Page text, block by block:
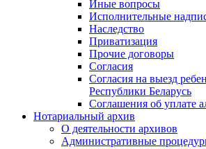
Иные вопросы
Исполнительные
Наследство
Приватизация
Прочие договоры
Согласия
Согласия на выезд
Республики Беларусь
Соглашения об уплате
Нотариальный архив
О деятельности архивов
Административные